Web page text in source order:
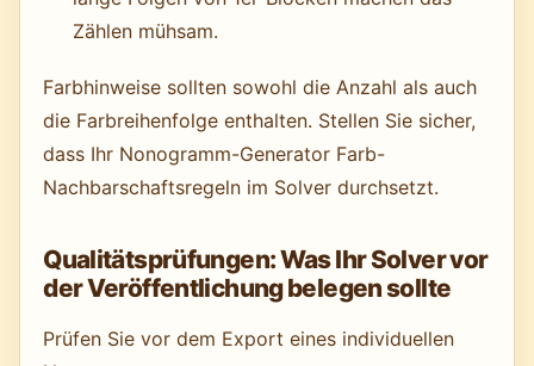
Zählen mühsam.
Farbhinweise sollten sowohl die Anzahl als auch
die Farbreihenfolge enthalten. Stellen Sie sicher,
dass Ihr Nonogramm-Generator Farb-
Nachbarschaftsregeln im Solver durchsetzt.
Qualitätsprüfungen: Was Ihr Solver vor
der Veröffentlichung belegen sollte
Prüfen Sie vor dem Export eines individuellen